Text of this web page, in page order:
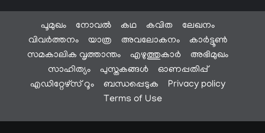
പൂമുഖം നോവൽ കഥ കവിത
ലേഖനം
വിവർത്തനം
യാത്ര അവലോകനം
കാർട്ടൂൺ
സമകാലിക വൃത്താന്തം
എഴുത്തുകാർ
അഭിമുഖം
സാഹിത്യം
പുസ്തകങ്ങൾ
ഓണപ്പതിപ്പ്
എഡിറ്റേഴ്സ് റൂം
ബന്ധപ്പെടുക
Privacy policy
Terms of Use